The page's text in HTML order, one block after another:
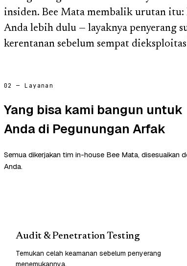
insiden. Bee Mata membalik urutan
Anda lebih dulu — layaknya penyerang
kerentanan sebelum sempat
02 — Layanan
Yang bisa kami bangun untuk
Anda di Pegunungan Arfak
Semua dikerjakan tim in-house Bee Mata, disesuaikan
Anda.
Audit & Penetration Testing
Temukan celah keamanan sebelum penyerang
menemukannya.